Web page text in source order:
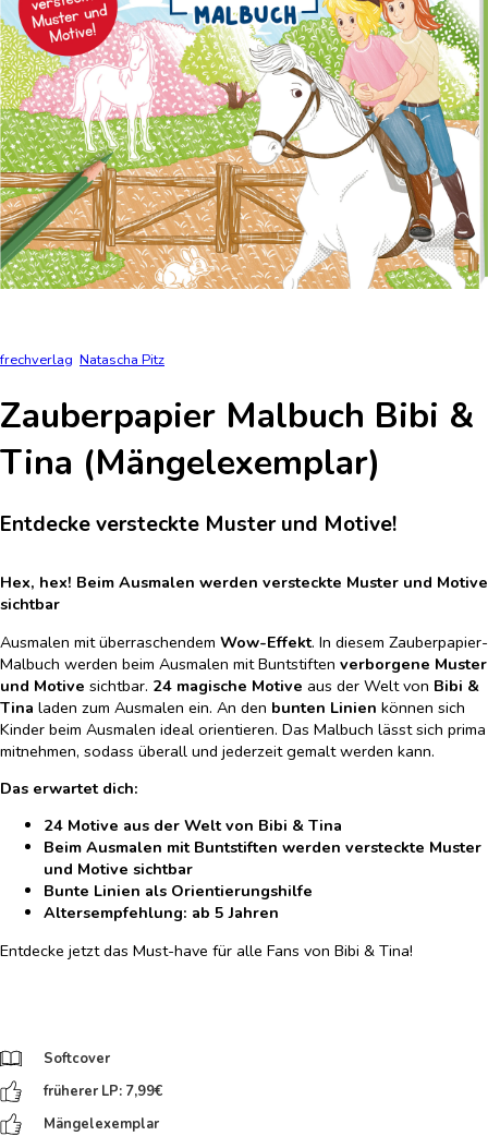
frechverlag Natascha Pitz
Zauberpapier Malbuch Bibi &
Tina (Mängelexemplar)
Entdecke versteckte Muster und Motive!
Hex, hex! Beim Ausmalen werden versteckte Muster und Motive
sichtbar
Ausmalen mit überraschendem Wow-Effekt. In diesem Zauberpapier-
Malbuch werden beim Ausmalen mit Buntstiften verborgene Muster
und Motive sichtbar. 24 magische Motive aus der Welt von Bibi &
Tina laden zum Ausmalen ein. An den bunten Linien können sich
Kinder beim Ausmalen ideal orientieren. Das Malbuch lässt sich prima
mitnehmen, sodass überall und jederzeit gemalt werden kann.
Das erwartet dich:
24 Motive aus der Welt von Bibi & Tina
Beim Ausmalen mit Buntstiften werden versteckte Muster
und Motive sichtbar
Bunte Linien als Orientierungshilfe
Altersempfehlung: ab 5 Jahren
Entdecke jetzt das Must-have für alle Fans von Bibi & Tina!
Softcover
früherer LP: 7,99€
Mängelexemplar